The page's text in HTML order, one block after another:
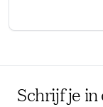
Schrijf je